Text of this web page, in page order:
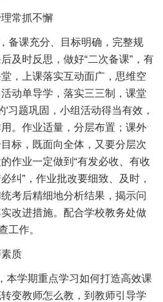
常抓不懈
课充分、目标明确，完整规
及时反思，做好“二次备课”，有
，上课落实互动面广，思维空
动单导学，落实三三制，课堂
'习题巩固，小组活动得当有效，
。作业适量，分层布置；课外
标，既面向全体，又要分层次
作业一定做到“有发必收、有收
纠”，作业批改要细致、及时，
考后精细地分析结果，揭示问
改进措施。配合学校教务处做
工作。
质
学期重点学习如何打造高效课
变教师怎么教，到教师引导学